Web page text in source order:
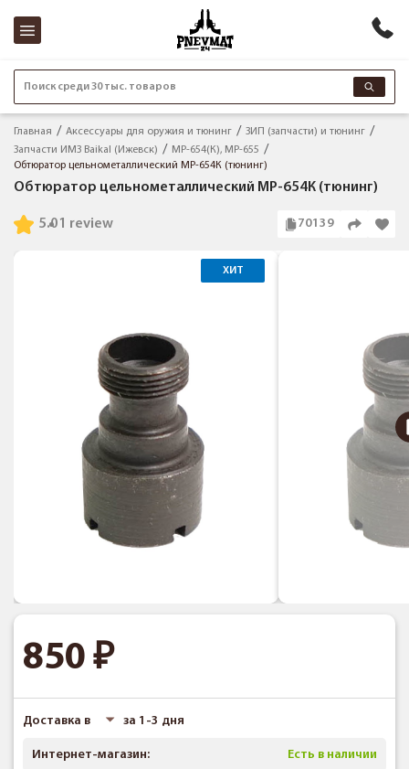
Поиск среди 30 тыс. товаров
Главная Аксессуары для оружия и тюнинг
ЗИП (запчасти) и тюнинг
Запчасти ИМЗ Baikal (Ижевск)
МР-654(К), МР-655
Обтюратор цельнометаллический МР-654К (тюнинг)
Обтюратор цельнометаллический МР-654К (тюнинг)
1 review
5.0 70139
ХИТ
850
Доставка в за 1-3 дня
Интернет-магазин: Есть в наличии